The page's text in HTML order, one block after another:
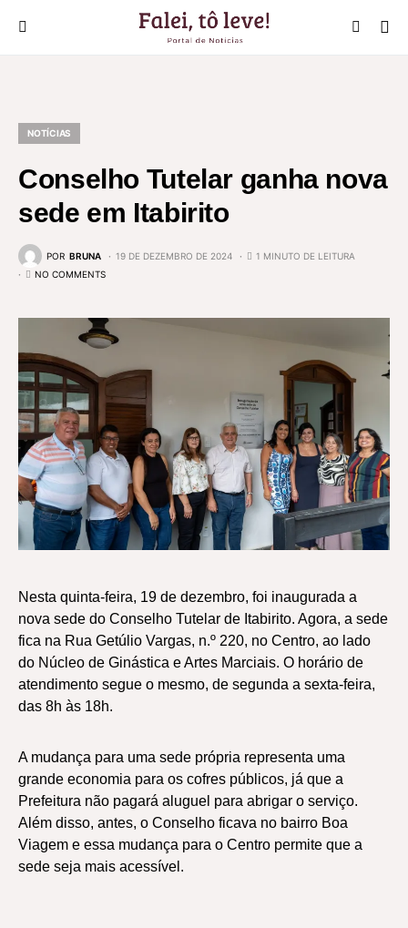
NOTÍCIAS
Conselho Tutelar ganha nova
sede em Itabirito
POR BRUNA 19 DE DEZEMBRO DE 2024
1 MINUTO DE LEITURA
NO COMMENTS
Nesta quinta-feira, 19 de dezembro, foi inaugurada a
nova sede do Conselho Tutelar de Itabirito. Agora, a sede
fica na Rua Getúlio Vargas, n.º 220, no Centro, ao lado
do Núcleo de Ginástica e Artes Marciais. O horário de
atendimento segue o mesmo, de segunda a sexta-feira,
das 8h às 18h.
A mudança para uma sede própria representa uma
grande economia para os cofres públicos, já que a
Prefeitura não pagará aluguel para abrigar o serviço.
Além disso, antes, o Conselho ficava no bairro Boa
Viagem e essa mudança para o Centro permite que a
sede seja mais acessível.